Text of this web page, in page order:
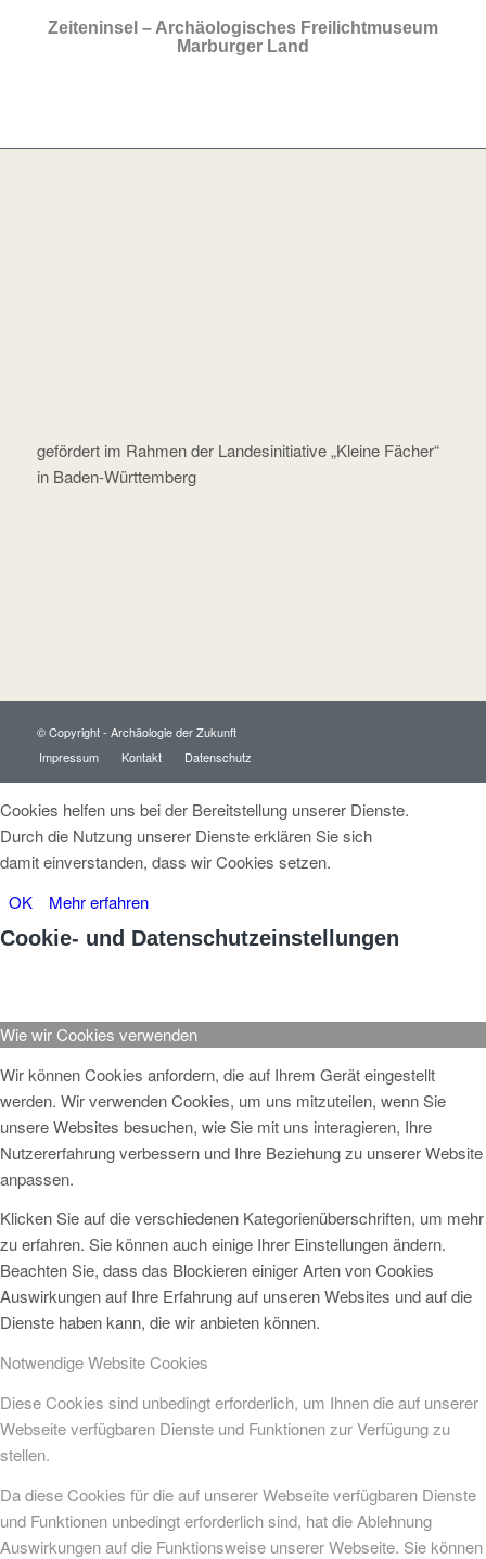
Zeiteninsel – Archäologisches Freilichtmuseum
Marburger Land
gefördert im Rahmen der Landesinitiative „Kleine Fächer“
in Baden-Württemberg
© Copyright - Archäologie der Zukunft
Impressum
Kontakt Datenschutz
Cookies helfen uns bei der Bereitstellung unserer Dienste.
Durch die Nutzung unserer Dienste erklären Sie sich
damit einverstanden, dass wir Cookies setzen.
OK
Mehr erfahren
Cookie- und Datenschutzeinstellungen
Wie wir Cookies verwenden
Wir können Cookies anfordern, die auf Ihrem Gerät eingestellt
werden. Wir verwenden Cookies, um uns mitzuteilen, wenn Sie
unsere Websites besuchen, wie Sie mit uns interagieren, Ihre
Nutzererfahrung verbessern und Ihre Beziehung zu unserer Website
anpassen.
Klicken Sie auf die verschiedenen Kategorienüberschriften, um mehr
zu erfahren. Sie können auch einige Ihrer Einstellungen ändern.
Beachten Sie, dass das Blockieren einiger Arten von Cookies
Auswirkungen auf Ihre Erfahrung auf unseren Websites und auf die
Dienste haben kann, die wir anbieten können.
Notwendige Website Cookies
Diese Cookies sind unbedingt erforderlich, um Ihnen die auf unserer
Webseite verfügbaren Dienste und Funktionen zur Verfügung zu
stellen.
Da diese Cookies für die auf unserer Webseite verfügbaren Dienste
und Funktionen unbedingt erforderlich sind, hat die Ablehnung
Auswirkungen auf die Funktionsweise unserer Webseite. Sie können